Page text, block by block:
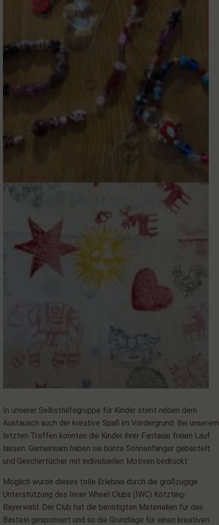
In unserer Selbsthilfegruppe für Kinder steht neben dem
Austausch auch der kreative Spaß im Vordergrund. Bei unserem
letzten Treffen konnten die Kinder ihrer Fantasie freien Lauf
lassen: Gemeinsam haben sie bunte Sonnenfänger gebastelt
und Geschirrtücher mit individuellen Motiven bedruckt.
Möglich wurde dieses tolle Erlebnis durch die großzügige
Unterstützung des Inner Wheel Clubs (IWC) Kötzting-
Bayerwald. Der Club hat die benötigten Materialien für das
Basteln gesponsert und so die Grundlage für einen kreativen